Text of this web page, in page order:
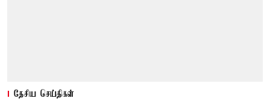
தேசிய செய்திகள்